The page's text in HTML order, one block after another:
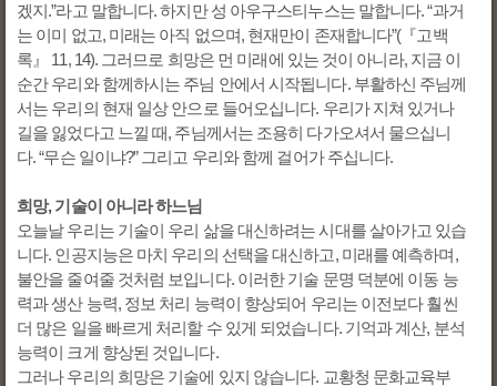
겠지.”라고 말합니다. 하지만 성 아우구스티누스는 말합니다. “과거
는 이미 없고, 미래는 아직 없으며, 현재만이 존재합니다”(『고백
록』 11, 14). 그러므로 희망은 먼 미래에 있는 것이 아니라, 지금 이
순간 우리와 함께하시는 주님 안에서 시작됩니다. 부활하신 주님께
서는 우리의 현재 일상 안으로 들어오십니다. 우리가 지쳐 있거나
길을 잃었다고 느낄 때, 주님께서는 조용히 다가오셔서 물으십니
다. “무슨 일이냐?” 그리고 우리와 함께 걸어가 주십니다.
희망, 기술이 아니라 하느님
오늘날 우리는 기술이 우리 삶을 대신하려는 시대를 살아가고 있습
니다. 인공지능은 마치 우리의 선택을 대신하고, 미래를 예측하며,
불안을 줄여줄 것처럼 보입니다. 이러한 기술 문명 덕분에 이동 능
력과 생산 능력, 정보 처리 능력이 향상되어 우리는 이전보다 훨씬
더 많은 일을 빠르게 처리할 수 있게 되었습니다. 기억과 계산, 분석
능력이 크게 향상된 것입니다.
그러나 우리의 희망은 기술에 있지 않습니다. 교황청 문화교육부